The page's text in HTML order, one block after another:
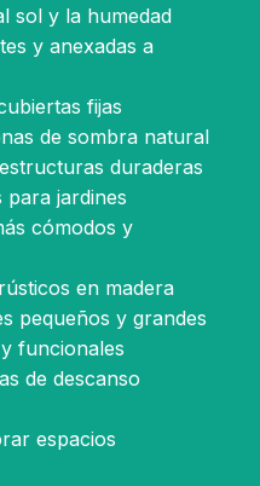
sol y la humedad
y anexadas a
fijas
de sombra natural
duraderas
para jardines
cómodos y
en madera
pequeños y grandes
funcionales
de descanso
espacios